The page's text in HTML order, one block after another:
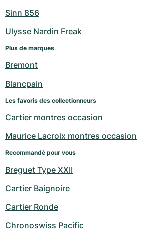
Sinn 856
Ulysse Nardin Freak
Plus de marques
Bremont
Blancpain
Les favoris des collectionneurs
Cartier montres occasion
Maurice Lacroix montres occasion
Recommandé pour vous
Breguet Type XXII
Cartier Baignoire
Cartier Ronde
Chronoswiss Pacific